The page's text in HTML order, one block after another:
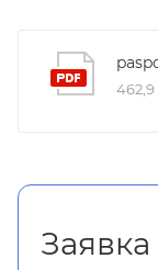
462,9